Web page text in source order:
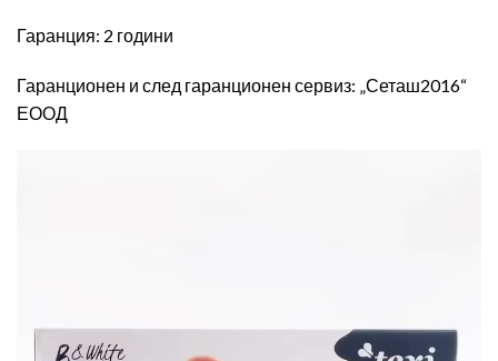
Гаранция: 2 години
Гаранционен и след гаранционен сервиз: „Сеташ2016“
ЕООД